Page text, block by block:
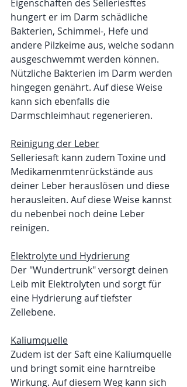
Eigenschaften des Selleriesftes
hungert er im Darm schädliche
Bakterien, Schimmel-, Hefe und
andere Pilzkeime aus, welche sodann
ausgeschwemmt werden können.
Nützliche Bakterien im Darm werden
hingegen genährt. Auf diese Weise
kann sich ebenfalls die
Darmschleimhaut regenerieren.
Reinigung der Leber
Selleriesaft kann zudem Toxine und
Medikamenmtenrückstände aus
deiner Leber herauslösen und diese
herausleiten. Auf diese Weise kannst
du nebenbei noch deine Leber
reinigen.
Elektrolyte und Hydrierung
Der "Wundertrunk" versorgt deinen
Leib mit Elektrolyten und sorgt für
eine Hydrierung auf tiefster
Zellebene.
Kaliumquelle
Zudem ist der Saft eine Kaliumquelle
und bringt somit eine harntreibe
Wirkung. Auf diesem Weg kann sich